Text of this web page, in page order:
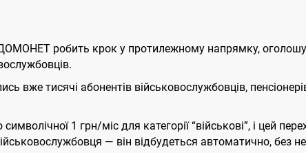
ДОМОНЕТ робить крок у протилежному напрямку,
тисячі абонентів військовослужбовців,
1 грн/міс для категорії “військові”, і цей
— він відбудеться автоматично, без